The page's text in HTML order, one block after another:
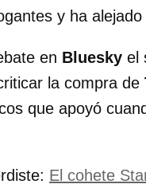
y ha
en Bluesky el
la compra de
que apoyó
El cohete